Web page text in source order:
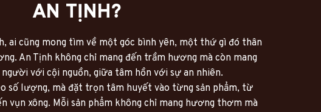
AN TỊNH?
ai cũng mong tìm về một góc bình yên, một thứ gì đó thân
An Tịnh không chỉ mang đến trầm hương mà còn mang
với cội nguồn, giữa tâm hồn với sự an nhiên.
số lượng, mà đặt trọn tâm huyết vào từng sản phẩm, từ
vụn xông. Mỗi sản phẩm không chỉ mang hương thơm mà